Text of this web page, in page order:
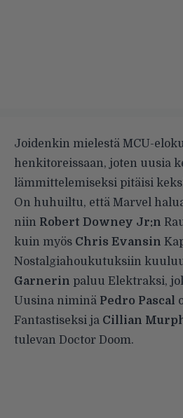
Joidenkin mielestä MCU-
henkitoreissaan, joten uusia
lämmittelemiseksi pitäisi
On huhuiltu, että Marvel
niin Robert Downey Jr:n
kuin myös Chris Evansin
Nostalgiahoukutuksiin
Garnerin paluu Elektraksi,
Uusina niminä Pedro Pascal
Fantastiseksi ja Cillian
tulevan Doctor Doom.